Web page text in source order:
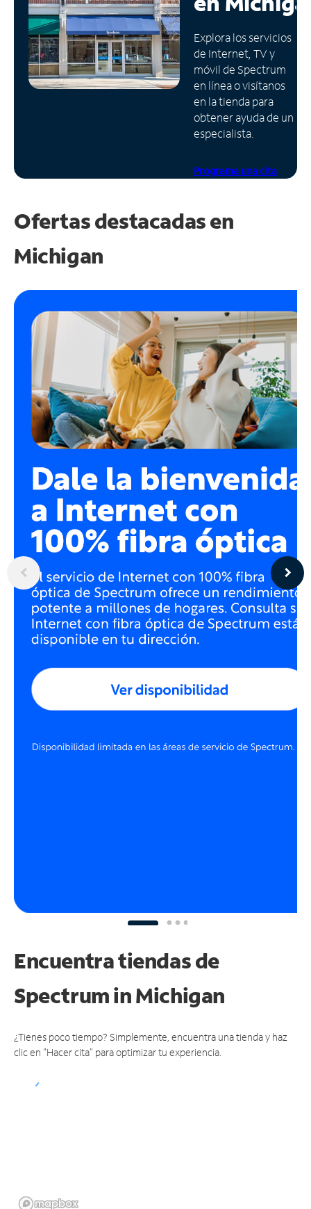
Administrar
cuenta
Encuentra
una
tienda
Explora los servicios
de Internet, TV y
móvil de Spectrum
en línea o visítanos
en la tienda para
obtener ayuda de un
especialista.
Programa una cita
Ofertas destacadas en
Michigan
Encuentra tiendas de
Spectrumin Michigan
¿Tienes poco tiempo? Simplemente, encuentra una tienda y haz
clic en "Hacer cita" para optimizar tu experiencia.